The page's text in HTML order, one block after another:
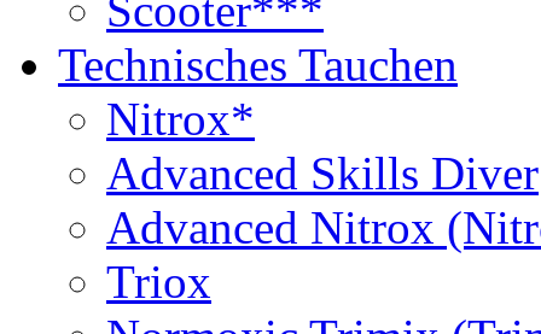
Technisches Tauchen
Nitrox*
Advanced Skills Diver
Advanced Nitrox
Triox